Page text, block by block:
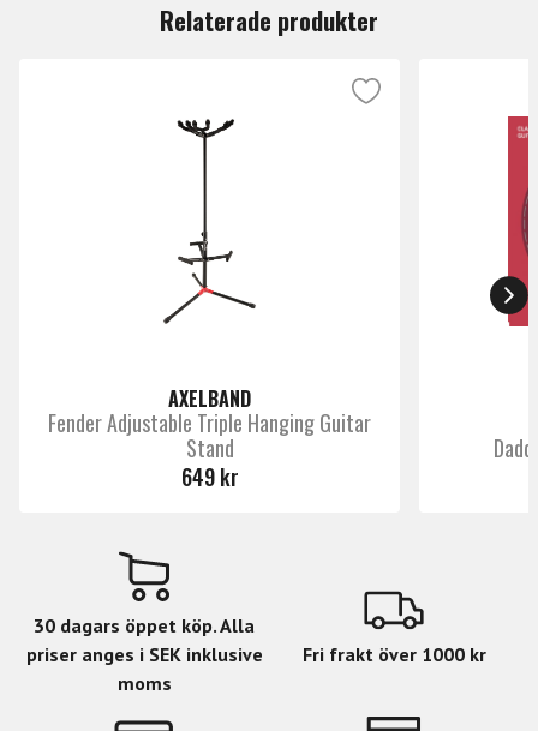
Relaterade produkter
AXELBAND
Fender Adjustable Triple Hanging Guitar
Stand
649 kr
30 dagars öppet köp. Alla
priser anges i SEK inklusive
moms
Fri frakt över 1000 kr